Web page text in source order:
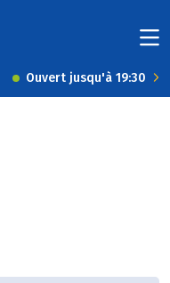
Ouvert jusqu'à 19:30